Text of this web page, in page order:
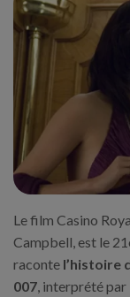
Le film Casino
Campbell, est le
raconte l’histoire
007 , interprété